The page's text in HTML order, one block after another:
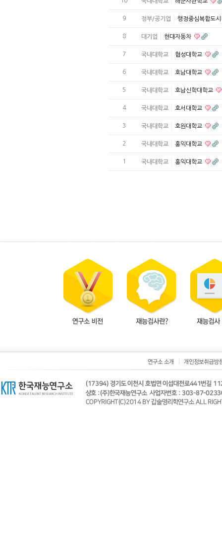
9 정부/공기업 행정중심복합도
8 대기업 현대자동차
7 국내대학교 협성대학교
6 국내대학교 호남대학교
5 국내대학교 호남신학대학교
4 국내대학교 호서대학교
3 국내대학교 호원대학교
2 국내대학교 홍익대학교
1 국내대학교 홍익대학교